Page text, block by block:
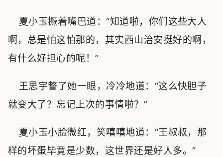
夏小玉撅着嘴巴道：“知道啦，你们这些大人
啊，总是怕这怕那的，其实西山治安挺好的啊，
有什么好担心的呢！”
王思宇瞥了她一眼，冷冷地道：“这么快胆子
就变大了？忘记上次的事情啦？”
夏小玉小脸微红，笑嘻嘻地道：“王叔叔，那
样的坏蛋毕竟是少数，这世界还是好人多。”